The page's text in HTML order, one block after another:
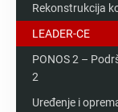
Rekonstrukcija
LEADER-CE
PONOS 2 –
2
Uređenje i